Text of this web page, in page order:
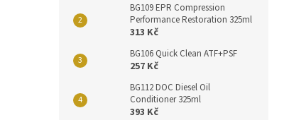
BG109 EPR Compression
Performance Restoration 325ml
313 Kč
BG106 Quick Clean ATF+PSF
257 Kč
BG112 DOC Diesel Oil
Conditioner 325ml
393 Kč